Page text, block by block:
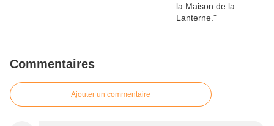
Commentaires
Ajouter un commentaire